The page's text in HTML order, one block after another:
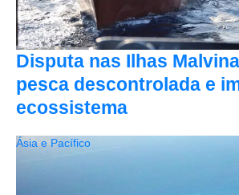
Disputa nas Ilhas
pesca descontrolada e
ecossistema
Ásia e Pacífico